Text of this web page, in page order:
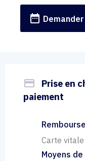
date_range
payment
Prise en
paiement
Carte
Moyens